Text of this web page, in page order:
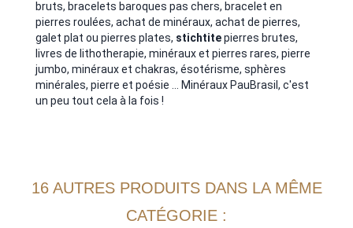
bruts, bracelets baroques pas chers, bracelet en
pierres roulées, achat de minéraux, achat de pierres,
galet plat ou pierres plates, stichtitepierres brutes,
livres de lithotherapie, minéraux et pierres rares, pierre
jumbo, minéraux et chakras, ésotérisme, sphères
minérales, pierre et poésie ... Minéraux PauBrasil, c'est
un peu tout cela à la fois !
16 AUTRES PRODUITS DANS LA MÊME
CATÉGORIE :